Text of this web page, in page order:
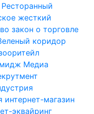
жесткий
закон о торговле
коридор
Медиа
интернет-магазин
эквайринг